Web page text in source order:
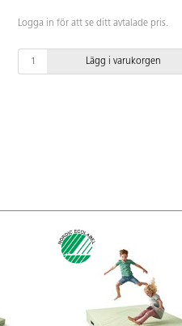
Logga in för att se ditt avtalade pris.
Lägg i varukorgen